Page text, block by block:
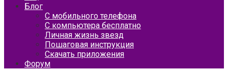
Блог
С мобильного телефона
С компьютера бесплатно
Личная жизнь звезд
Пошаговая инструкция
Скачать приложения
Форум